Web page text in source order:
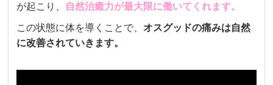
が起こり、 自然治癒力が最大限に働いてくれます。
この状態に体を導くことで、 オスグッドの痛みは自然
に改善されていきます。